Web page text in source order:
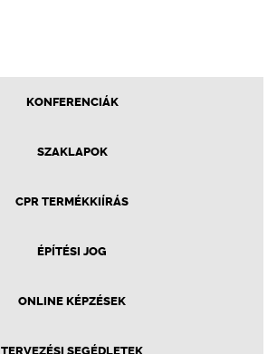
KONFERENCIÁK
SZAKLAPOK
CPR TERMÉKKIÍRÁS
ÉPÍTÉSI JOG
ONLINE KÉPZÉSEK
TERVEZÉSI SEGÉDLETEK